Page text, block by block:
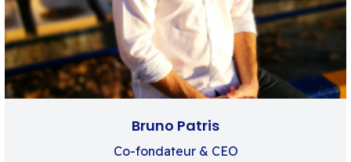
Bruno Patris
Co-fondateur & CEO